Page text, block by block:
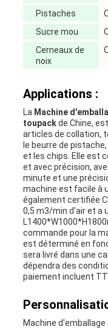
Pistaches
Sucre mou
Cerneaux de
noix
Applications :
La Machine
toupackde Chine,
articles de collation,
le beurre de
et les chips. Elle est
et avec précision,
minute et une
machine est facile à
également certifiée
0,5 m3/min d'air et a
commande pour la
est déterminé en
sera livré dans une
dépendra des
paiement incluent
Machine